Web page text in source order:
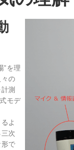
”を理
の
測
モデ
よ
次
で